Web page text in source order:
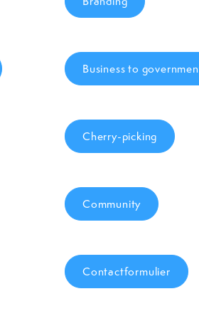
Business to
Cherry-picking
Community
Contactformulier